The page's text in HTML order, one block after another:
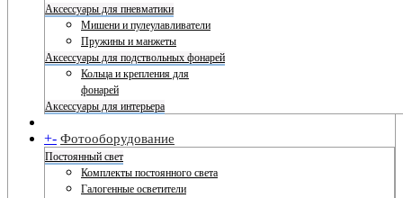
Аксессуары для пневматики
Мишени и пулеулавливатели
Пружины и манжеты
Аксессуары для подствольных фонарей
Кольца и крепления для
фонарей
Аксессуары для интерьера
+- Фотооборудование
Постоянный свет
Комплекты постоянного света
Галогенные осветители